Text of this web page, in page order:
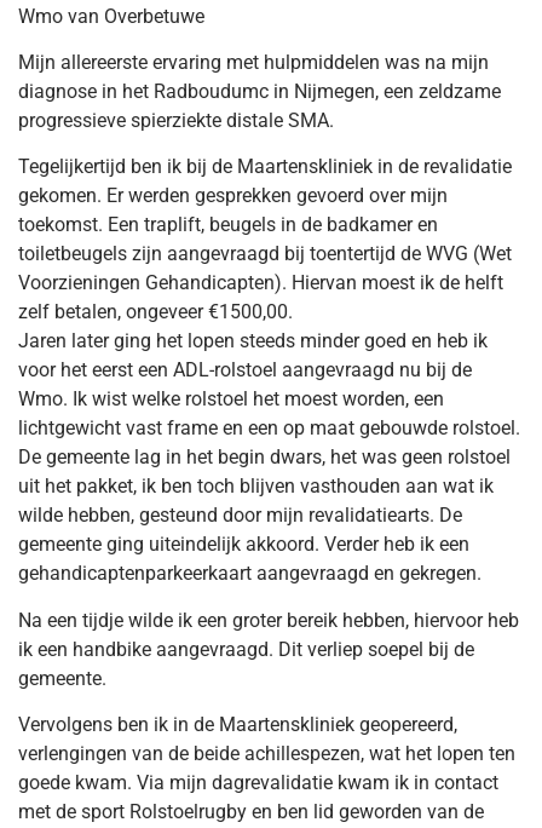
Wmo van Overbetuwe
Mijn allereerste ervaring met hulpmiddelen was na mijn
diagnose in het Radboudumc in Nijmegen, een zeldzame
progressieve spierziekte distale SMA.
Tegelijkertijd ben ik bij de Maartenskliniek in de revalidatie
gekomen. Er werden gesprekken gevoerd over mijn
toekomst. Een traplift, beugels in de badkamer en
toiletbeugels zijn aangevraagd bij toentertijd de WVG (Wet
Voorzieningen Gehandicapten). Hiervan moest ik de helft
zelf betalen, ongeveer €1500,00.
Jaren later ging het lopen steeds minder goed en heb ik
voor het eerst een ADL-rolstoel aangevraagd nu bij de
Wmo. Ik wist welke rolstoel het moest worden, een
lichtgewicht vast frame en een op maat gebouwde rolstoel.
De gemeente lag in het begin dwars, het was geen rolstoel
uit het pakket, ik ben toch blijven vasthouden aan wat ik
wilde hebben, gesteund door mijn revalidatiearts. De
gemeente ging uiteindelijk akkoord. Verder heb ik een
gehandicaptenparkeerkaart aangevraagd en gekregen.
Na een tijdje wilde ik een groter bereik hebben, hiervoor heb
ik een handbike aangevraagd. Dit verliep soepel bij de
gemeente.
Vervolgens ben ik in de Maartenskliniek geopereerd,
verlengingen van de beide achillespezen, wat het lopen ten
goede kwam. Via mijn dagrevalidatie kwam ik in contact
met de sport Rolstoelrugby en ben lid geworden van de